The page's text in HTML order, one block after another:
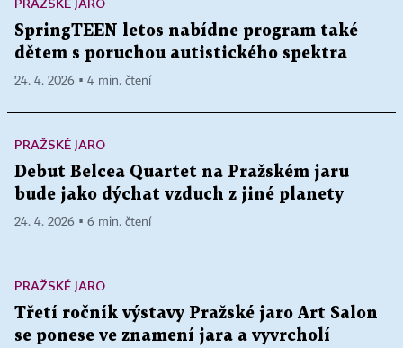
PRAŽSKÉ JARO
SpringTEEN letos nabídne program také
dětem s poruchou autistického spektra
24. 4. 2026 ▪ 4 min. čtení
PRAŽSKÉ JARO
Debut Belcea Quartet na Pražském jaru
bude jako dýchat vzduch z jiné planety
24. 4. 2026 ▪ 6 min. čtení
PRAŽSKÉ JARO
Třetí ročník výstavy Pražské jaro Art Salon
se ponese ve znamení jara a vyvrcholí